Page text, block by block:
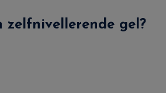
zelfnivellerende gel?